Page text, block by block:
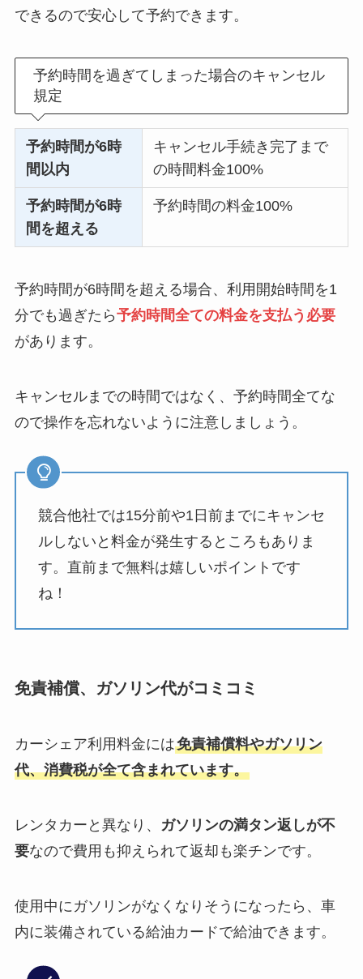
できるので安心して予約できます。
予約時間を過ぎてしまった場合のキャンセル
規定
予約時間が6時
間以内
キャンセル手続き完了まで
の時間料金100%
予約時間が6時
間を超える
予約時間の料金100%
予約時間が6時間を超える場合、利用開始時間を1
分でも過ぎたら予約時間全ての料金を支払う必要
があります。
キャンセルまでの時間ではなく、予約時間全てな
ので操作を忘れないように注意しましょう。
競合他社では15分前や1日前までにキャンセ
ルしないと料金が発生するところもありま
す。直前まで無料は嬉しいポイントです
ね！
免責補償、ガソリン代がコミコミ
カーシェア利用料金には免責補償料やガソリン
代、消費税が全て含まれています。
レンタカーと異なり、
ガソリンの満タン返しが不
要なので費用も抑えられて返却も楽チンです。
使用中にガソリンがなくなりそうになったら、車
内に装備されている給油カードで給油できます。